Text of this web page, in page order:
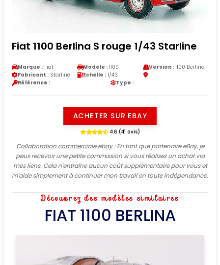
Fiat 1100 Berlina S rouge 1/43 Starline
Marque : Fiat Modele : 1100 Version :1100 Berlina
Fabricant : Starline Echelle : 1/43
Référence :
Type :
ACHETER SUR EBAY
4.6 (41 avis)
Collaboration commerciale ebay: En tant que partenaire eBay, je
peux recevoir une petite commission si vous réalisez un achat via
mes liens. Cela n'entraîne aucun coût supplémentaire pour vous et
m'aide simplement à continuer mon travail en toute indépendance.
Découvrez des modèles similaires
FIAT 1100 BERLINA